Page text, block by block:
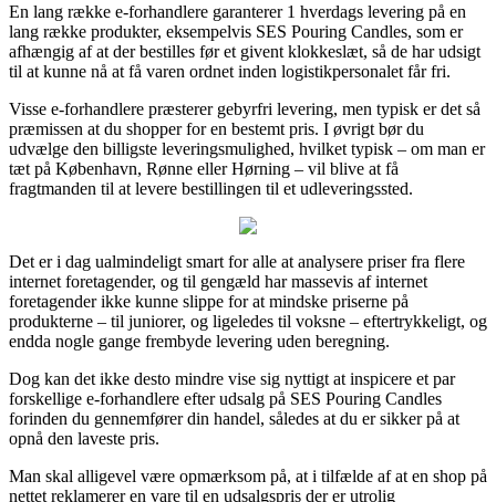
En lang række e-forhandlere garanterer 1 hverdags levering på en
lang række produkter, eksempelvis SES Pouring Candles, som er
afhængig af at der bestilles før et givent klokkeslæt, så de har udsigt
til at kunne nå at få varen ordnet inden logistikpersonalet får fri.
Visse e-forhandlere præsterer gebyrfri levering, men typisk er det så
præmissen at du shopper for en bestemt pris. I øvrigt bør du
udvælge den billigste leveringsmulighed, hvilket typisk – om man er
tæt på København, Rønne eller Hørning – vil blive at få
fragtmanden til at levere bestillingen til et udleveringssted.
Det er i dag ualmindeligt smart for alle at analysere priser fra flere
internet foretagender, og til gengæld har massevis af internet
foretagender ikke kunne slippe for at mindske priserne på
produkterne – til juniorer, og ligeledes til voksne – eftertrykkeligt, og
endda nogle gange frembyde levering uden beregning.
Dog kan det ikke desto mindre vise sig nyttigt at inspicere et par
forskellige e-forhandlere efter udsalg på SES Pouring Candles
forinden du gennemfører din handel, således at du er sikker på at
opnå den laveste pris.
Man skal alligevel være opmærksom på, at i tilfælde af at en shop på
nettet reklamerer en vare til en udsalgspris der er utrolig